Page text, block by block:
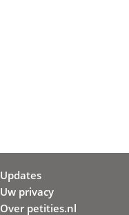
Updates
Uw privacy
Over petities.nl